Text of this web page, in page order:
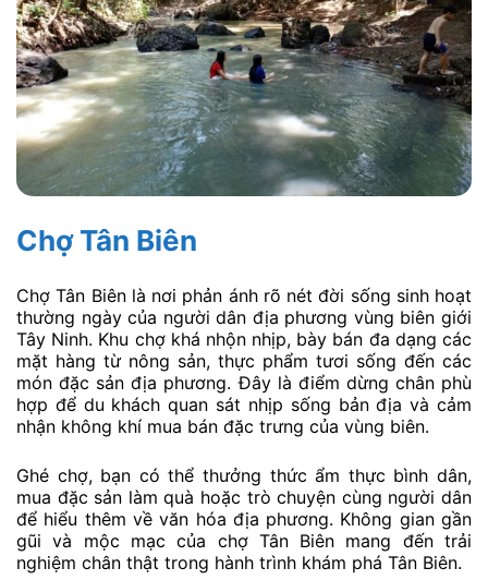
Chợ Tân Biên
Chợ Tân Biên là nơi phản ánh rõ nét đời sống sinh hoạt
thường ngày của người dân địa phương vùng biên giới
Tây Ninh. Khu chợ khá nhộn nhịp, bày bán đa dạng các
mặt hàng từ nông sản, thực phẩm tươi sống đến các
món đặc sản địa phương. Đây là điểm dừng chân phù
hợp để du khách quan sát nhịp sống bản địa và cảm
nhận không khí mua bán đặc trưng của vùng biên.
Ghé chợ, bạn có thể thưởng thức ẩm thực bình dân,
mua đặc sản làm quà hoặc trò chuyện cùng người dân
để hiểu thêm về văn hóa địa phương. Không gian gần
gũi và mộc mạc của chợ Tân Biên mang đến trải
nghiệm chân thật trong hành trình khám phá Tân Biên.